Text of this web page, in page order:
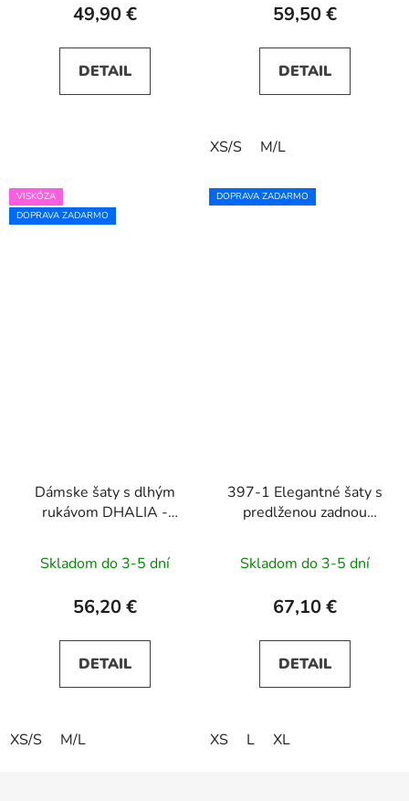
49,90 €
DETAIL
59,50 €
DETAIL
XS/S M/L
VISKÓZA
DOPRAVA ZADARMO
Dámske šaty s dlhým
rukávom DHALIA -
Skladom do 3-5 dní
56,20 €
DETAIL
XS/S M/L
DOPRAVA ZADARMO
397-1 Elegantné šaty s
predlženou zadnou
Skladom do 3-5 dní
67,10 €
DETAIL
XS L XL